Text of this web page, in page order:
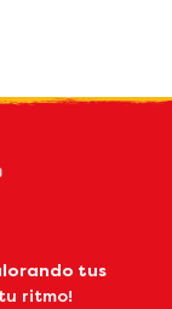
tus
tu ritmo!